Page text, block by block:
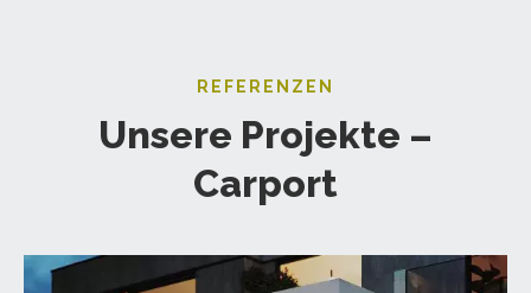
REFERENZEN
Unsere Projekte –
Carport